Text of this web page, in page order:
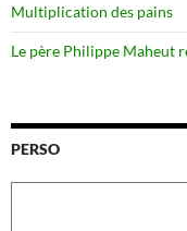
Multiplication des pains
Le père Philippe Maheut
PERSO